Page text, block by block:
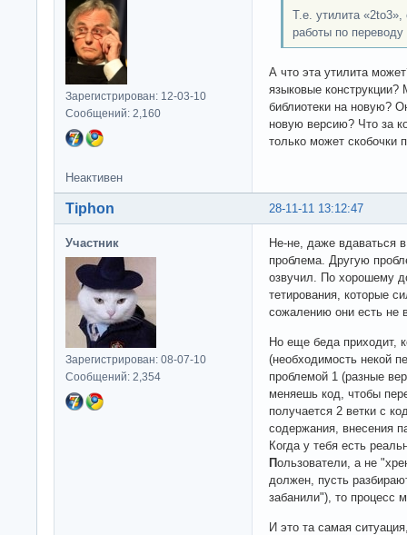
Зарегистрирован: 12-03-10
Сообщений: 2,160
Т.е. утилита
работы по
А что эта утилита
языковые
библиотеки на новую?
новую версию? Что за
только может скобочки
Неактивен
28-11-11 13:12:47
Tiphon
Участник
Зарегистрирован: 08-07-10
Сообщений: 2,354
Не-не, даже вдаваться
проблема. Другую
озвучил. По хорошему
тетирования, которые
сожалению они есть не
Но еще беда приходит,
(необходимость некой
проблемой 1 (разные
меняешь код, чтобы
получается 2 ветки с
содержания, внесения
Когда у тебя есть
Пользователи, а не
должен, пусть
забанили"), то процесс
И это та самая